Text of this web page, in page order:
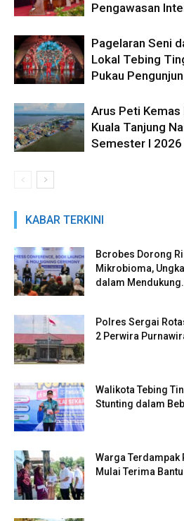
Pengawasan
Pagelaran Seni
Lokal Tebing
Pukau
Arus Peti Kemas
Kuala Tanjung
Semester I 2026
KABAR TERKINI
Bcrobes Dorong
Mikrobioma,
dalam
Polres Sergai
2 Perwira
Walikota Tebing
Stunting dalam
Warga Terdampak
Mulai Terima